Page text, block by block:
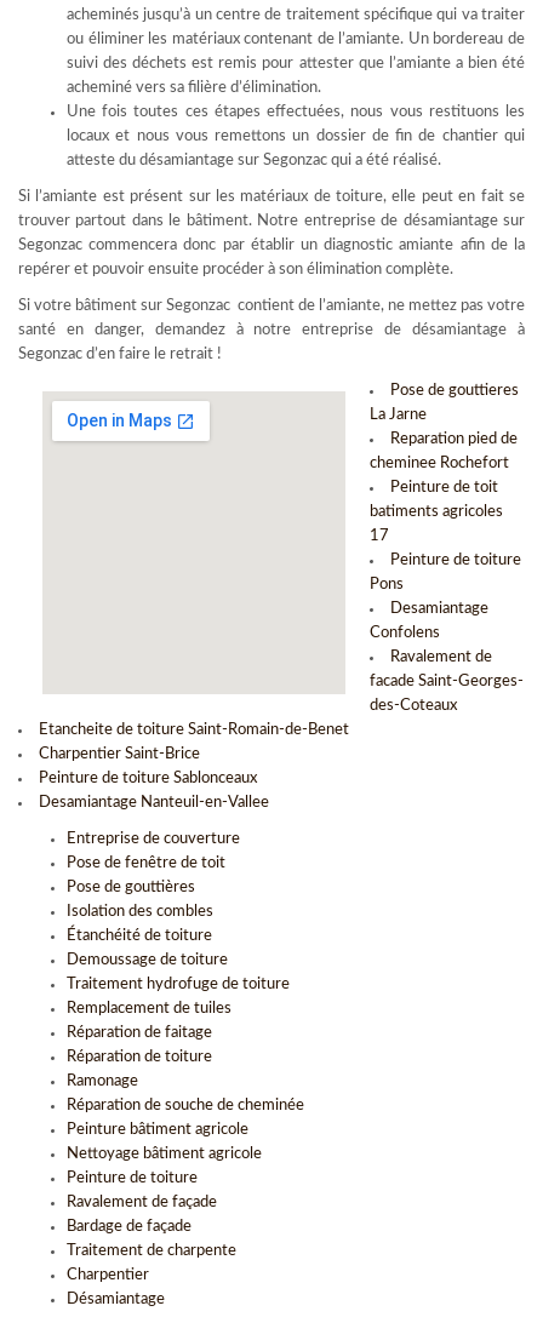
acheminés jusqu’à un centre de traitement spécifique qui va traiter
ou éliminer les matériaux contenant de l’amiante. Un bordereau de
suivi des déchets est remis pour attester que l’amiante a bien été
acheminé vers sa filière d’élimination.
Une fois toutes ces étapes effectuées, nous vous restituons les
locaux et nous vous remettons un dossier de fin de chantier qui
atteste du désamiantage sur Segonzac qui a été réalisé.
Si l’amiante est présent sur les matériaux de toiture, elle peut en fait se
trouver partout dans le bâtiment. Notre entreprise de désamiantage sur
Segonzac commencera donc par établir un diagnostic amiante afin de la
repérer et pouvoir ensuite procéder à son élimination complète.
Si votre bâtiment sur Segonzac contient de l’amiante, ne mettez pas votre
santé en danger, demandez à notre entreprise de désamiantage à
Segonzac d’en faire le retrait !
Pose de gouttieres
La Jarne
Reparation pied de
cheminee Rochefort
Peinture de toit
batiments agricoles
17
Peinture de toiture
Pons
Desamiantage
Confolens
Ravalement de
facade Saint-Georges-
des-Coteaux
Etancheite de toiture Saint-Romain-de-Benet
Charpentier Saint-Brice
Peinture de toiture Sablonceaux
Desamiantage Nanteuil-en-Vallee
Entreprise de couverture
Pose de fenêtre de toit
Pose de gouttières
Isolation des combles
Étanchéité de toiture
Demoussage de toiture
Traitement hydrofuge de toiture
Remplacement de tuiles
Réparation de faitage
Réparation de toiture
Ramonage
Réparation de souche de cheminée
Peinture bâtiment agricole
Nettoyage bâtiment agricole
Peinture de toiture
Ravalement de façade
Bardage de façade
Traitement de charpente
Charpentier
Désamiantage